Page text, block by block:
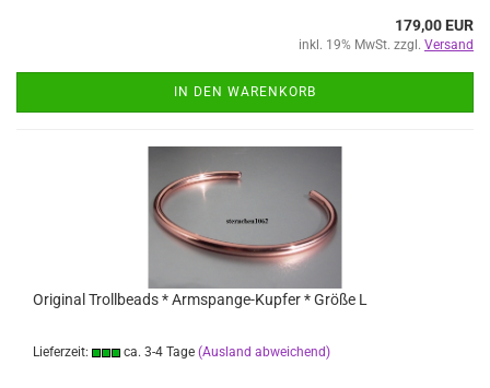
179,00 EUR
inkl. 19% MwSt. zzgl. Versand
IN DEN WARENKORB
Original Trollbeads * Armspange-Kupfer * Größe L
Lieferzeit: ca. 3-4 Tage (Ausland abweichend)